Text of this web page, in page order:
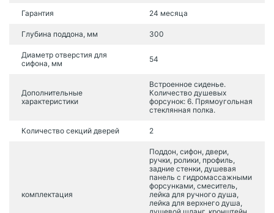
Гарантия 24 месяца
Глубина поддона, мм 300
Диаметр отверстия для
сифона, мм
54
Дополнительные
характеристики
Встроенное сиденье.
Количество душевых
форсунок: 6. Прямоугольная
стеклянная полка.
Количество секций дверей 2
комплектация
Поддон, сифон, двери,
ручки, ролики, профиль,
задние стенки, душевая
панель с гидромассажными
форсунками, смеситель,
лейка для ручного душа,
лейка для верхнего душа,